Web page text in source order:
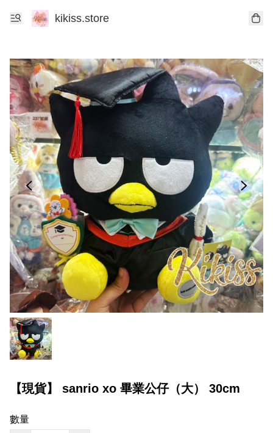
kikiss.store
【現貨】 sanrio xo 畢業公仔（大） 30cm
數量